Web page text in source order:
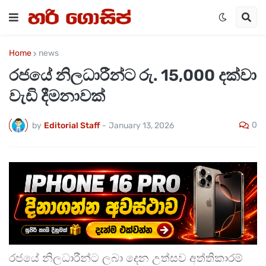
Home news
රජයේ නිලධාරීන්ට රු. 15,000 දක්වා
වැඩි දීමනාවක්
by Editorial Staff - January 13, 2026 0
රජයේ නිලධාරීන්ට ලබා දෙන උත්සව අත්තිකාරම්